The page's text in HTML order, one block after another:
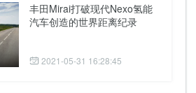
丰田Mirai打破现代Nexo氢能
汽车创造的世界距离纪录
2021-05-31 16:28:45